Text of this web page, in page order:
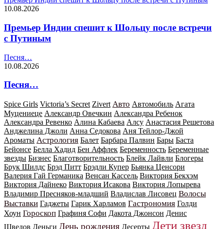
10.08.2026
Премьер Индии спешит к Шольцу после встречи
с Путиным
Песня…
10.08.2026
Песня…
Spice Girls Victoria’s Secret Zivert Авто Автомобиль Агата
Муцениеце Александр Овечкин Александра Ребенок
Александра Ревенко Алина Кабаева Алсу Анастасия Решетова
Анджелина Джоли Анна Седокова Аня Тейлор-Джой
Ароматы Астрология Балет Барбара Палвин Бары Баста
Бейонсе Белла Хадид Бен Аффлек Беременность Беременные
звезды Бизнес Благотворительность Блейк Лайвли Блогеры
Брук Шилдс Брэд Питт Брэдли Купер Бьянка Ценсори
Валерия Гай Германика Венсан Кассель Виктория Бекхэм
Виктория Дайнеко Виктория Исакова Виктория Лопырева
Владимир Пресняков-младший Владислав Лисовец Волосы
Выставки Гаджеты Гарик Харламов Гастрономия Голди
Хоун Гороскоп Графиня Софи Дакота Джонсон Денис
Шведов Деньги День рождения Десерты Дети звезд